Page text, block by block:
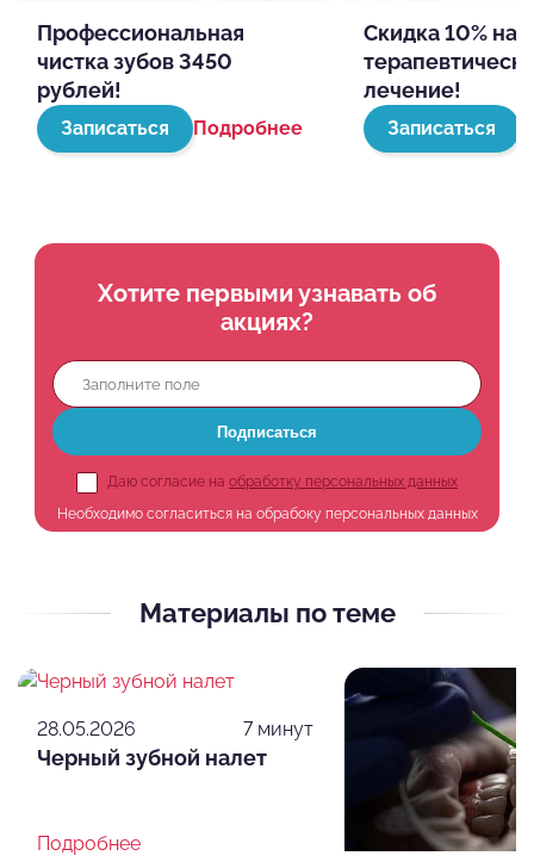
Профессиональная
чистка зубов 3450
рублей!
Записаться Подробнее
Скидка 10% на
лечение!
Записаться
Хотите первыми узнавать об
акциях?
Подписаться
Даю согласие на обработку персональных данных
Необходимо согласиться на обрабоку персональных данных
Материалы по теме
28.05.2026 7 минут
Черный зубной налет
Подробнее